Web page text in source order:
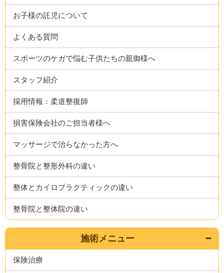
お子様の託児について
よくある質問
スポーツのケガで悩む子供たちの親御様へ
スタッフ紹介
採用情報：柔道整復師
損害保険会社のご担当者様へ
マッサージで治らなかった方へ
整骨院と整形外科の違い
整体とカイロプラクティックの違い
整骨院と整体院の違い
施術メニュー
保険治療